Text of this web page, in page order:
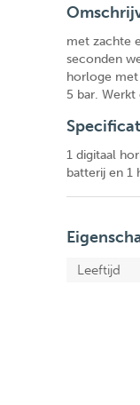
met zachte
seconden
horloge
5 bar.
1 digitaal
batterij en 1
Leeftijd